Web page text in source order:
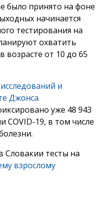
было принято на фоне
начинается
тестирования на
охватить
возрасте от 10 до 65
и
Джонса
уже 48 943
COVID-19, в том числе
Словакии тесты на
взрослому